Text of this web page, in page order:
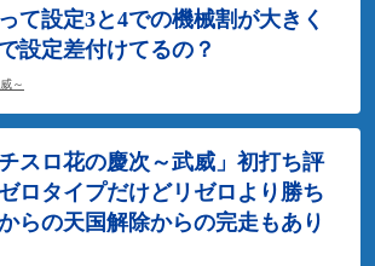
て設定3と4での機械割が大きく
設定差付けてるの？
～
スロ花の慶次～武威」初打ち評
ロタイプだけどリゼロより勝ち
らの天国解除からの完走もあり